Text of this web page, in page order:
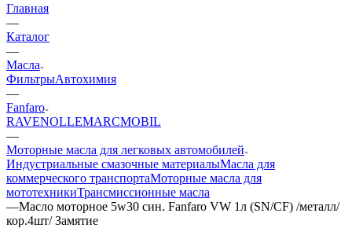
Главная
—
Каталог
—
Масла
ФильтрыАвтохимия
—
Fanfaro
RAVENOLLEMARCMOBIL
—
Моторные масла для легковых автомобилей
Индустриальные смазочные материалыМасла для
коммерческого транспортаМоторные масла для
мототехникиТрансмиссионные масла
—Масло моторное 5w30 син. Fanfaro VW 1л (SN/CF) /металл/
кор.4шт/ Замятие